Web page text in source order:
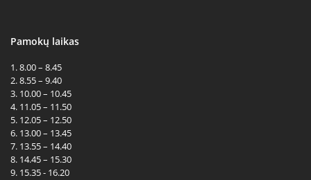
Pamokų laikas
1. 8.00 – 8.45
2. 8.55 – 9.40
3. 10.00 – 10.45
4. 11.05 – 11.50
5. 12.05 – 12.50
6. 13.00 – 13.45
7. 13.55 – 14.40
8. 14.45 – 15.30
9. 15.35 - 16.20